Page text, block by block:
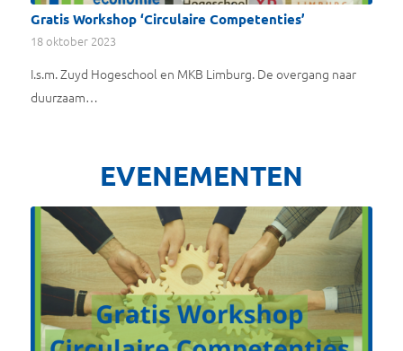
Gratis Workshop ‘Circulaire Competenties’
18 oktober 2023
I.s.m. Zuyd Hogeschool en MKB Limburg. De overgang naar
duurzaam…
EVENEMENTEN